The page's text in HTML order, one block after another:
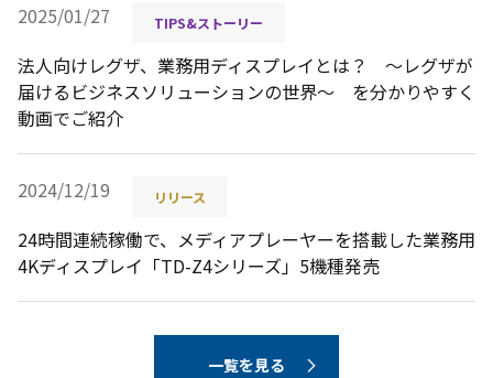
2025/01/27 TIPS&ストーリー
法人向けレグザ、業務用ディスプレイとは？ ～レグザが
届けるビジネスソリューションの世界～ を分かりやすく
動画でご紹介
2024/12/19 リリース
24時間連続稼働で、メディアプレーヤーを搭載した業務用
4Kディスプレイ「TD-Z4シリーズ」5機種発売
一覧を見る